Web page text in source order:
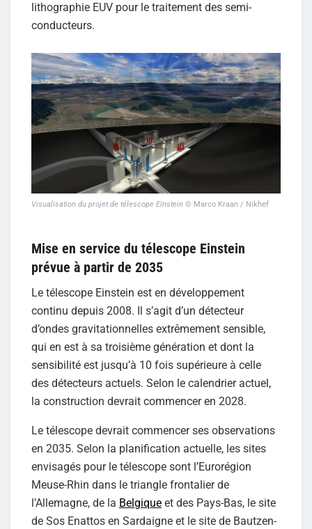
lithographie EUV pour le traitement des semi-
conducteurs.
Visualisation du projet de télescope Einstein © Marco Kraan / Nikhef
Mise en service du télescope Einstein
prévue à partir de 2035
Le télescope Einstein est en développement
continu depuis 2008. Il s’agit d’un détecteur
d’ondes gravitationnelles extrêmement sensible,
qui en est à sa troisième génération et dont la
sensibilité est jusqu’à 10 fois supérieure à celle
des détecteurs actuels. Selon le calendrier actuel,
la construction devrait commencer en 2028.
Le télescope devrait commencer ses observations
en 2035. Selon la planification actuelle, les sites
envisagés pour le télescope sont l’Eurorégion
Meuse-Rhin dans le triangle frontalier de
l’Allemagne, de la Belgique et des Pays-Bas, le site
de Sos Enattos en Sardaigne et le site de Bautzen-